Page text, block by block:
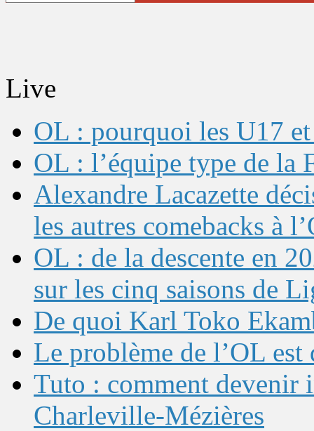
Live
OL : pourquoi les U17
OL : l’équipe type de la
Alexandre Lacazette
les autres comebacks à
OL : de la descente en
sur les cinq saisons de
De quoi Karl Toko
Le problème de l’OL
Tuto : comment devenir
Charleville-Mézières